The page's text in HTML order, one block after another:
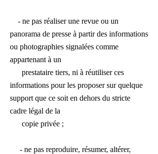
- ne pas réaliser une revue ou un
panorama de presse à partir des informations
ou photographies signalées comme
appartenant à un
prestataire tiers, ni à réutiliser ces
informations pour les proposer sur quelque
support que ce soit en dehors du stricte
cadre légal de la
copie privée ;
- ne pas reproduire, résumer, altérer,